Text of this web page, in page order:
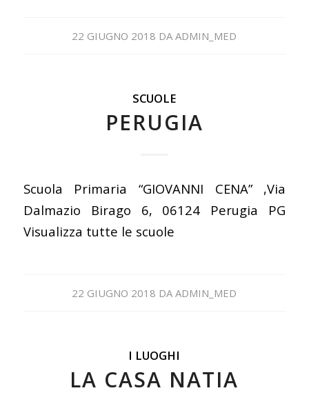
22 GIUGNO 2018 DAADMIN_MED
SCUOLE
PERUGIA
Scuola Primaria “GIOVANNI CENA” ,Via
Dalmazio Birago 6, 06124 Perugia PG
Visualizza tutte le scuole
22 GIUGNO 2018 DAADMIN_MED
I LUOGHI
LA CASA NATIA